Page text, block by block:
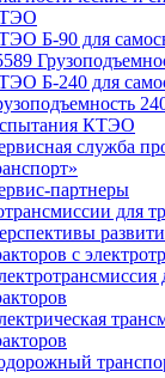
Б-90 для
Б-240 для
КТЭО
служба
партнеры
для
с